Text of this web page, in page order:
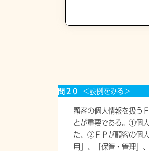
問２０ ＜設例をみる＞
顧客の個人情報を扱う
とが重要である。①個
た、②ＦＰが顧客の個
用」、「保管・管理」